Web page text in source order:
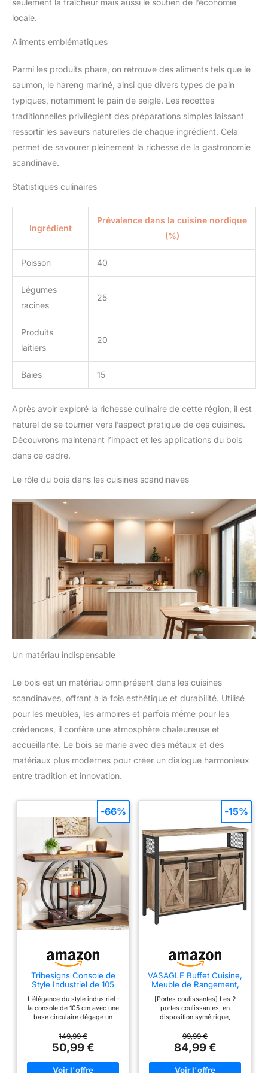
locale.
Aliments emblématiques
Parmi les produits phare, on retrouve des aliments tels que le
saumon, le hareng mariné, ainsi que divers types de pain
typiques, notamment le pain de seigle. Les recettes
traditionnelles privilégient des préparations simples laissant
ressortir les saveurs naturelles de chaque ingrédient. Cela
permet de savourer pleinement la richesse de la gastronomie
scandinave.
Statistiques culinaires
Ingrédient
Prévalence dans la cuisine nordique
(%)
Poisson 40
Légumes
racines
25
Produits
laitiers
20
Baies 15
Après avoir exploré la richesse culinaire de cette région, il est
naturel de se tourner vers l’aspect pratique de ces cuisines.
Découvrons maintenant l’impact et les applications du bois
dans ce cadre.
Le rôle du bois dans les cuisines scandinaves
Un matériau indispensable
Le bois est un matériau omniprésent dans les cuisines
scandinaves, offrant à la fois esthétique et durabilité. Utilisé
pour les meubles, les armoires et parfois même pour les
crédences, il confère une atmosphère chaleureuse et
accueillante. Le bois se marie avec des métaux et des
matériaux plus modernes pour créer un dialogue harmonieux
entre tradition et innovation.
Tribesigns Console de
Style Industriel de 105
cm, à 4 Niveaux avec
Base Circulaire, étroite
en Bois avec étagères de
Rangement pour Salon et
Rustique)
L’élégance du style industriel :
la console de 105 cm avec une
base circulaire dégage un
design robuste et résistant. La
finition marron rustique sur les
surfaces des étagères ajoute
une touche de chaleur et
d'attrait vintage, et les deux
149,99 €
50,99 €
-66%
VASAGLE Buffet Cuisine,
Meuble de Rangement,
Coulissantes
[Portes coulissantes] Les 2
portes coulissantes, en
disposition symétrique,
rangement un style élégant. Il
s’harmonise facilement dans de
nombreux styles de décoration
d'intérieure [Rangement
flexible] Ce buffet dispose de 6
99,99 €
84,99 €
-15%